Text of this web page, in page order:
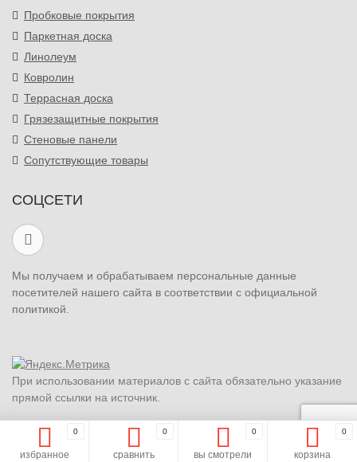
Пробковые покрытия
Паркетная доска
Линолеум
Ковролин
Террасная доска
Грязезащитные покрытия
Стеновые панели
Сопутствующие товары
СОЦСЕТИ
Мы получаем и обрабатываем персональные данные
посетителей нашего сайта в соответствии с официальной
политикой.
При использовании материалов с сайта обязательно указание
прямой ссылки на источник.
0
избранное
0
сравнить
0
вы смотрели
0
корзина